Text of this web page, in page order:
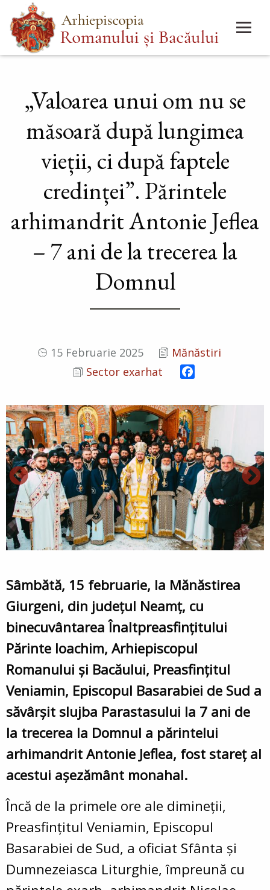
Mergi
la
conţinutul
Main
menu
„Valoarea unui om nu se
măsoară după lungimea
vieții, ci după faptele
credinței”. Părintele
arhimandrit Antonie Jeflea
– 7 ani de la trecerea la
Domnul
15 Februarie 2025
Mănăstiri
Sector exarhat
Sâmbătă, 15 februarie, la Mănăstirea
Giurgeni, din județul Neamț, cu
binecuvântarea Înaltpreasfințitului
Părinte Ioachim, Arhiepiscopul
Romanului și Bacăului, Preasfințitul
Veniamin, Episcopul Basarabiei de Sud a
săvârșit slujba Parastasului la 7 ani de
la trecerea la Domnul a părintelui
arhimandrit Antonie Jeflea, fost stareț al
acestui așezământ monahal.
Încă de la primele ore ale dimineții,
Preasfințitul Veniamin, Episcopul
Basarabiei de Sud, a oficiat Sfânta și
Dumnezeiasca Liturghie, împreună cu